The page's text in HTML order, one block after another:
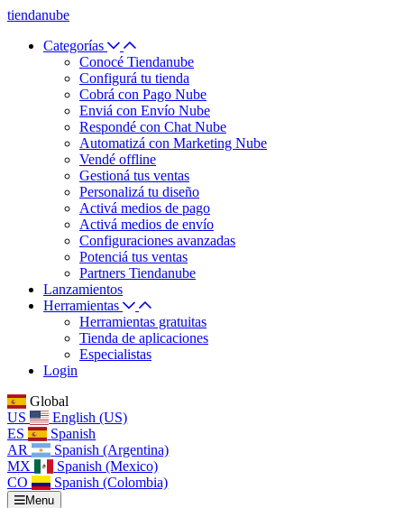
tiendanube
Categorías
Conocé Tiendanube
Configurá tu tienda
Cobrá con Pago Nube
Enviá con Envío Nube
Respondé con Chat Nube
Automatizá con Marketing Nube
Vendé offline
Gestioná tus ventas
Personalizá tu diseño
Activá medios de pago
Activá medios de envío
Configuraciones avanzadas
Potenciá tus ventas
Partners Tiendanube
Lanzamientos
Herramientas
Herramientas gratuitas
Tienda de aplicaciones
Especialistas
Login
Global
US
English (US)
ES
Spanish
AR
Spanish (Argentina)
MX
Spanish (Mexico)
CO
Spanish (Colombia)
Menu